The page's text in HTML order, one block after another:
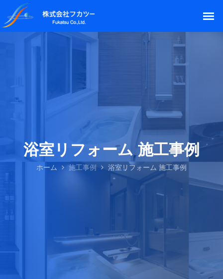
浴室リフォーム 施工事例
ホーム 施工事例 浴室リフォーム 施工事例